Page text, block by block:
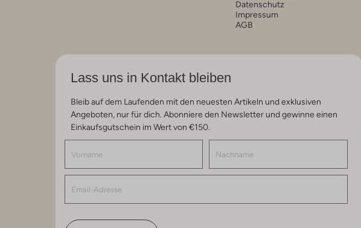
Datenschutz
Impressum
AGB
Lass uns in Kontakt bleiben
Bleib auf dem Laufenden mit den neuesten Artikeln und exklusiven
Angeboten, nur für dich. Abonniere den Newsletter und gewinne einen
Einkaufsgutschein im Wert von €150.